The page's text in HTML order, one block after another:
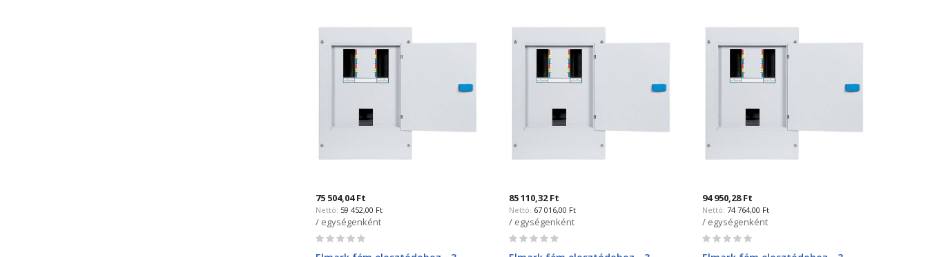
75 504,04 Ft
59 452,00 Ft
/ egységenként
Rating:
85 110,32 Ft
67 016,00 Ft
/ egységenként
Rating:
94 950,28 Ft
74 764,00 Ft
/ egységenként
Rating: